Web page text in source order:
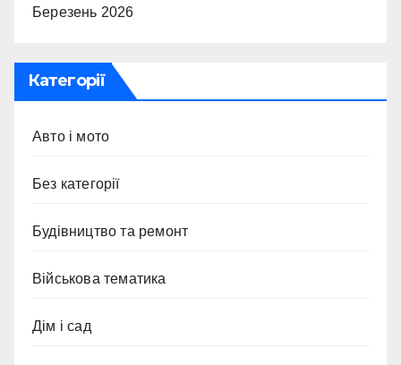
Березень 2026
Категорії
Авто і мото
Без категорії
Будівництво та ремонт
Військова тематика
Дім і сад